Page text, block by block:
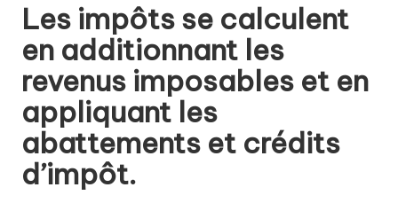
Les impôts se calculent
en additionnant les
revenus imposables et en
appliquant les
abattements et crédits
d’impôt.